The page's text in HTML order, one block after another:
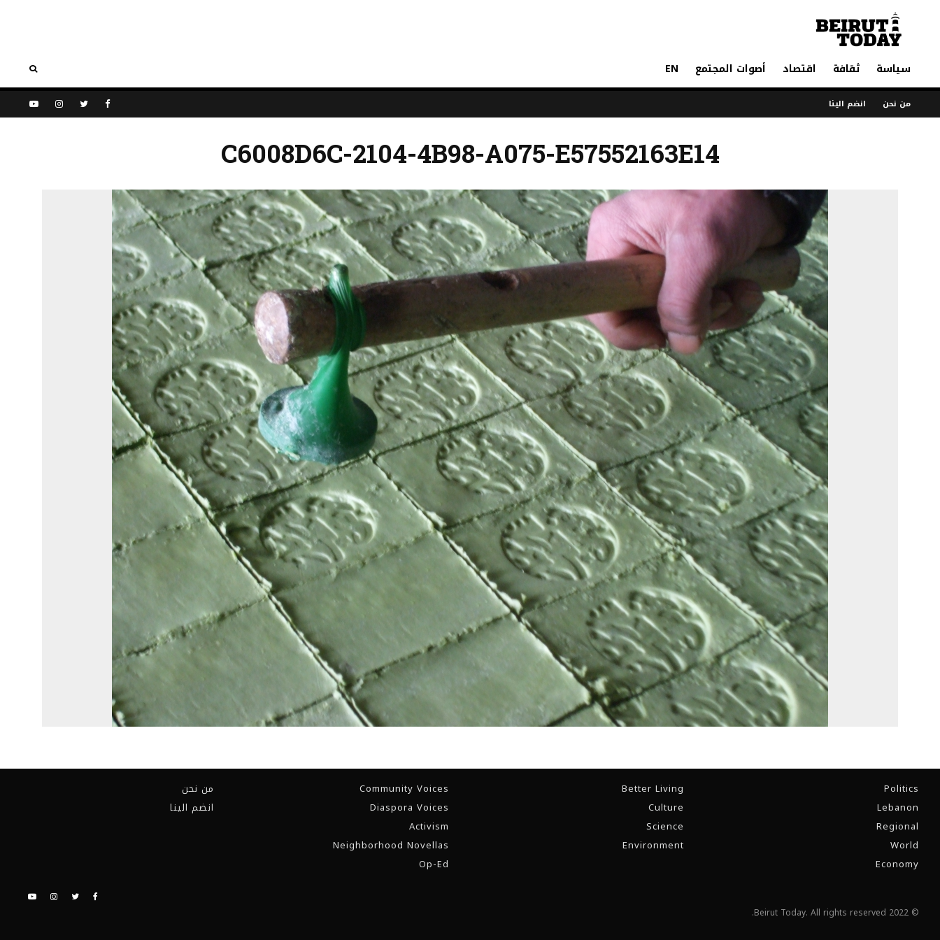
سياسة ثقافة اقتصاد أصوات المجتمع EN
من نحن انضم الينا
C6008D6C-2104-4B98-A075-E57552163E14
Politics
Lebanon
Regional
World
Economy
Better Living
Culture
Science
Environment
Community Voices
Diaspora Voices
Activism
Neighborhood Novellas
Op-Ed
من نحن
انضم الينا
© 2022 Beirut Today. All rights reserved.